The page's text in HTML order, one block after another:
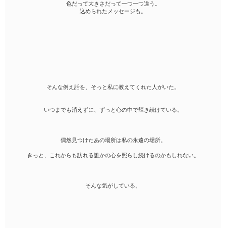
色だって大きさだって一つ一つ違う。
込められたメッセージも。
そんな例え話を、そっと私に教えてくれた人がいた。
いつまでも消えずに、ずっと心の中で輝き続けている。
偶然見つけたあの場所は私の永遠の場所。
きっと、これからも訪れる誰かの心を照らし続けるのかもしれない。
そんな気がしている。